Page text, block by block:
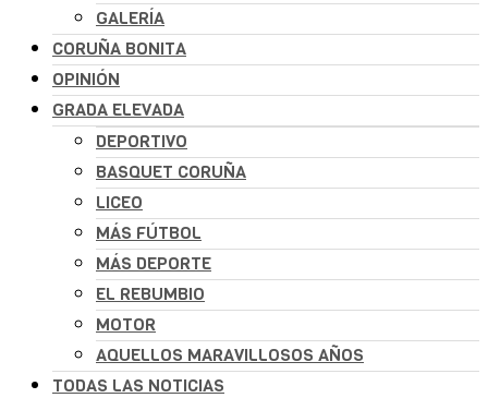
GALERÍA
CORUÑA BONITA
OPINIÓN
GRADA ELEVADA
DEPORTIVO
BASQUET CORUÑA
LICEO
MÁS FÚTBOL
MÁS DEPORTE
EL REBUMBIO
MOTOR
AQUELLOS MARAVILLOSOS AÑOS
TODAS LAS NOTICIAS